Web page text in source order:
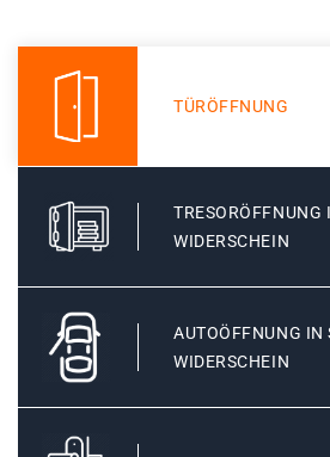
TÜRÖFFNUNG
TRESORÖFFNUNG
WIDERSCHEIN
AUTOÖFFNUNG IN
WIDERSCHEIN